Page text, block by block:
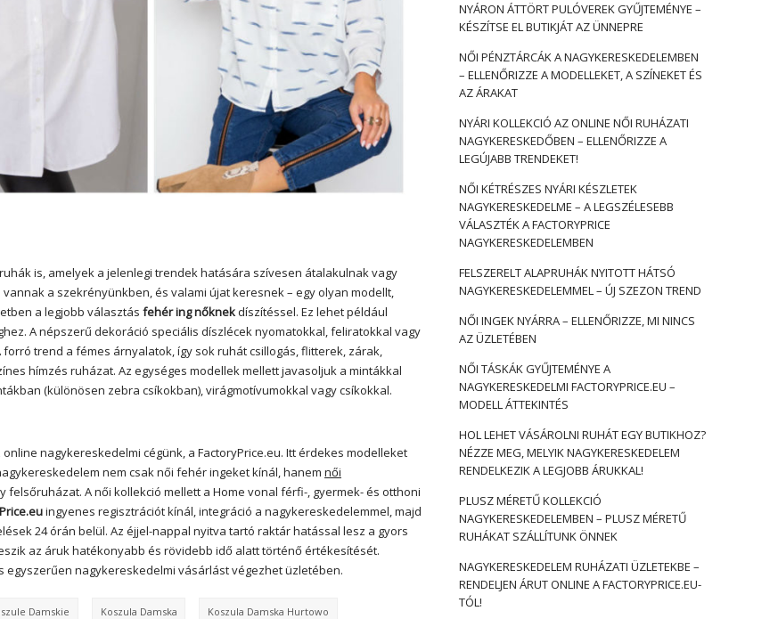
is, amelyek a jelenlegi trendek hatására szívesen átalakulnak vagy
a szekrényünkben, és valami újat keresnek – egy olyan modellt,
a legjobb választás fehér ing nőknekdíszítéssel. Ez lehet például
A népszerű dekoráció speciális díszlécek nyomatokkal, feliratokkal vagy
trend a fémes árnyalatok, így sok ruhát csillogás, flitterek, zárak,
hímzés ruházat. Az egységes modellek mellett javasoljuk a mintákkal
(különösen zebra csíkokban), virágmotívumokkal vagy csíkokkal.
nagykereskedelmi cégünk, a FactoryPrice.eu. Itt érdekes modelleket
nem csak női fehér ingeket kínál, hanem női
A női kollekció mellett a Home vonal férfi-, gyermek- és otthoni
ingyenes regisztrációt kínál, integráció a nagykereskedelemmel, majd
24 órán belül. Az éjjel-nappal nyitva tartó raktár hatással lesz a gyors
az áruk hatékonyabb és rövidebb idő alatt történő értékesítését.
egyszerűen nagykereskedelmi vásárlást végezhet üzletében.
Damskie Koszula Damska Koszula Damska Hurtowo
NYÁRON ÁTTÖRT PULÓVEREK GYŰJTEMÉNYE –
KÉSZÍTSE EL BUTIKJÁT AZ ÜNNEPRE
NŐI PÉNZTÁRCÁK A NAGYKERESKEDELEMBEN
– ELLENŐRIZZE A MODELLEKET, A SZÍNEKET ÉS
AZ ÁRAKAT
NYÁRI KOLLEKCIÓ AZ ONLINE NŐI RUHÁZATI
NAGYKERESKEDŐBEN – ELLENŐRIZZE A
LEGÚJABB TRENDEKET!
NŐI KÉTRÉSZES NYÁRI KÉSZLETEK
NAGYKERESKEDELME – A LEGSZÉLESEBB
VÁLASZTÉK A FACTORYPRICE
NAGYKERESKEDELEMBEN
FELSZERELT ALAPRUHÁK NYITOTT HÁTSÓ
NAGYKERESKEDELEMMEL – ÚJ SZEZON TREND
NŐI INGEK NYÁRRA – ELLENŐRIZZE, MI NINCS
AZ ÜZLETÉBEN
NŐI TÁSKÁK GYŰJTEMÉNYE A
NAGYKERESKEDELMI FACTORYPRICE.EU –
MODELL ÁTTEKINTÉS
HOL LEHET VÁSÁROLNI RUHÁT EGY BUTIKHOZ?
NÉZZE MEG, MELYIK NAGYKERESKEDELEM
RENDELKEZIK A LEGJOBB ÁRUKKAL!
PLUSZ MÉRETŰ KOLLEKCIÓ
NAGYKERESKEDELEMBEN – PLUSZ MÉRETŰ
RUHÁKAT SZÁLLÍTUNK ÖNNEK
NAGYKERESKEDELEM RUHÁZATI ÜZLETEKBE –
RENDELJEN ÁRUT ONLINE A FACTORYPRICE.EU-
TÓL!